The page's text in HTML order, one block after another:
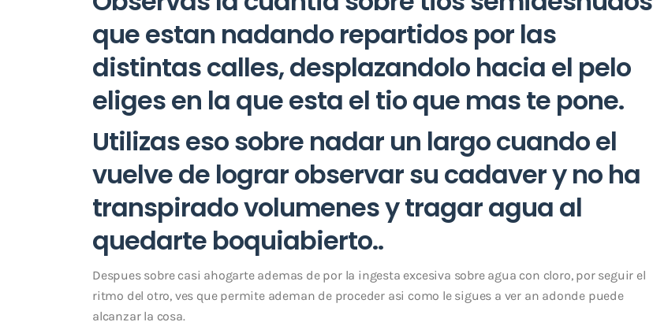
que estan nadando repartidos por las
distintas calles, desplazandolo hacia el pelo
eliges en la que esta el tio que mas te pone.
Utilizas eso sobre nadar un largo cuando el
vuelve de lograr observar su cadaver y no ha
transpirado volumenes y tragar agua al
quedarte boquiabierto..
Despues sobre casi ahogarte ademas de por la ingesta excesiva sobre agua con cloro, por seguir el
ritmo del otro, ves que permite ademan de proceder asi­ como le sigues a ver an adonde puede
alcanzar la cosa.